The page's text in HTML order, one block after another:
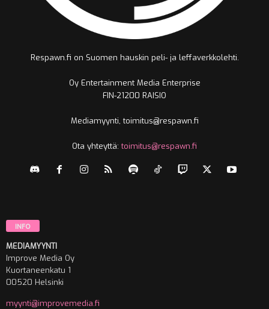
Respawn.fi on Suomen hauskin peli- ja leffaverkkolehti.
Oy Entertainment Media Enterprise
FIN-21200 RAISIO
Mediamyynti, toimitus@respawn.fi
Ota yhteyttä:toimitus@respawn.fi
INFO
MEDIAMYYNTI
Improve Media Oy
Kuortaneenkatu 1
00520 Helsinki
myynti@improvemedia.fi